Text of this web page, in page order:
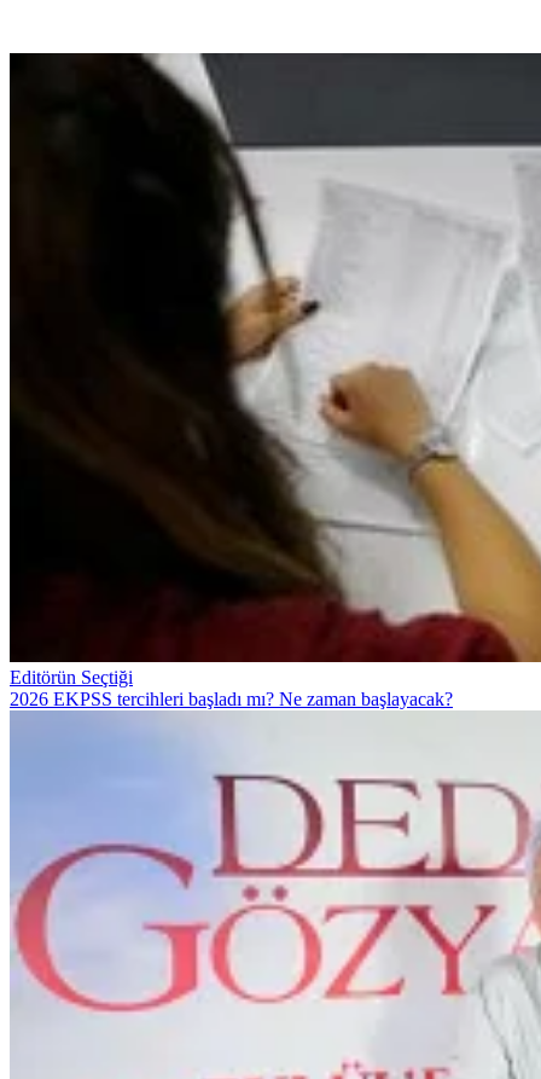
Editörün Seçtiği
2026 EKPSS tercihleri başladı mı? Ne zaman başlayacak?